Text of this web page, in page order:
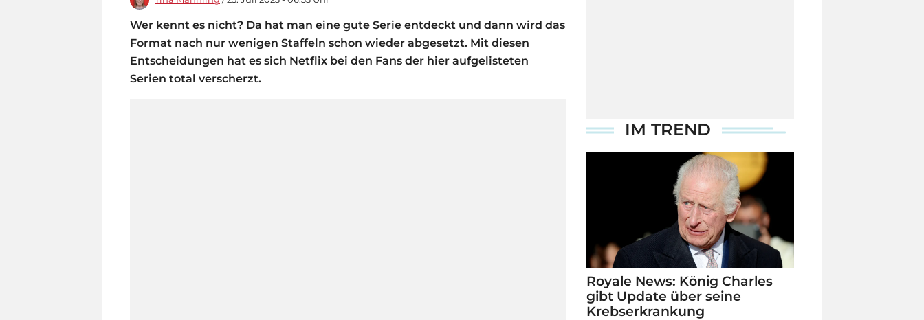
Wer kennt es nicht? Da hat man eine gute Serie entdeckt und dann wird das
Format nach nur wenigen Staffeln schon wieder abgesetzt. Mit diesen
Entscheidungen hat es sich Netflix bei den Fans der hier aufgelisteten
Serien total verscherzt.
IM TREND
Royale News: König Charles
gibt Update über seine
Krebserkrankung